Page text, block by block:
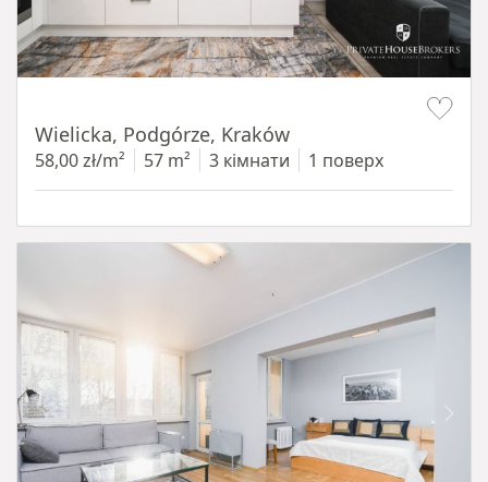
Wielicka, Podgórze, Kraków
58,00 zł/m² 57 m² 3 кімнати 1 поверх